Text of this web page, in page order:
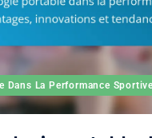
Dans La Performance Sportive